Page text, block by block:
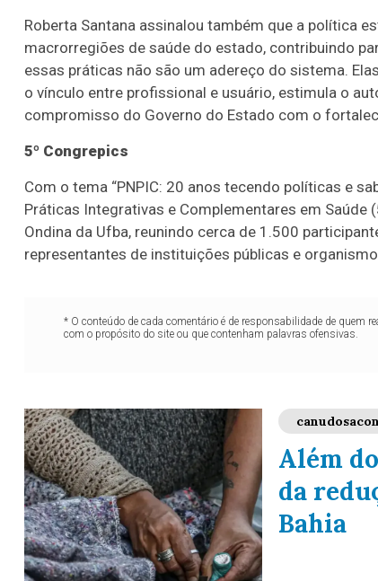
Roberta Santana assinalou também que a política
macrorregiões de saúde do estado, contribuindo
essas práticas não são um adereço do sistema.
o vínculo entre profissional e usuário, estimula o
compromisso do Governo do Estado com o
5º Congrepics
Com o tema “PNPIC: 20 anos tecendo políticas e
Práticas Integrativas e Complementares em Saúde
Ondina da Ufba, reunindo cerca de 1.500
representantes de instituições públicas e
* O conteúdo de cada comentário é de responsabilidade de quem
com o propósito do site ou que contenham palavras ofensivas.
Além
da
Bahia